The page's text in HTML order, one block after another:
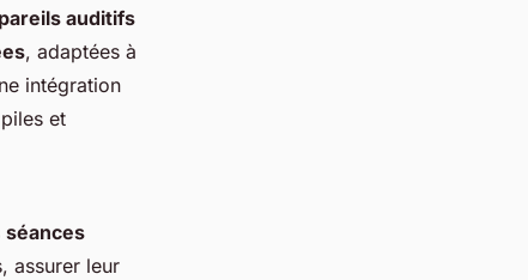
auditifs
, adaptées à
intégration
et
séances
assurer leur